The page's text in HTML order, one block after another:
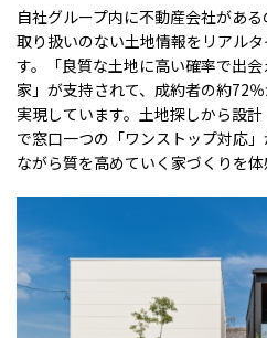
自社グループ内に不動産会社があ
取り扱いのない土地情報をリアル
す。「良質な土地に高い確率で出
家」が支持されて、成約者の約72
実現しています。土地探しから設
で窓口一つの「ワンストップ対応
ながら質を高めていく家づくりを体